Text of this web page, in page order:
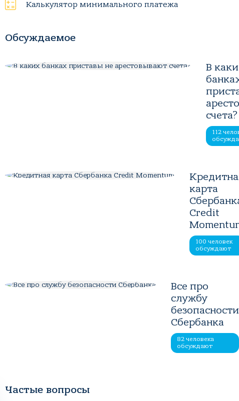
Калькулятор минимального платежа
Обсуждаемое
В
счета?
112
карта
Credit
100 человек
обсуждают
Все про
службу
безопасности
Сбербанка
82 человека
обсуждают
Частые вопросы